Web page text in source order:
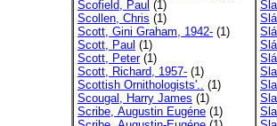
Scofield, Paul (1)
Scollen, Chris (1)
Scott, Gini Graham, 1942- (1)
Scott, Paul (1)
Scott, Peter(1)
Scott, Richard, 1957- (1)
Scottish Ornithologists'.. (1)
Scougal, Harry James (1)
Scribe, Augustin Eugéne (1)